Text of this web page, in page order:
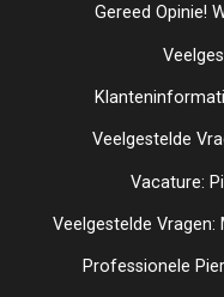
Gereed Opinie!
Veelgestelde
Vacature:
Veelgestelde Vragen:
Professionele